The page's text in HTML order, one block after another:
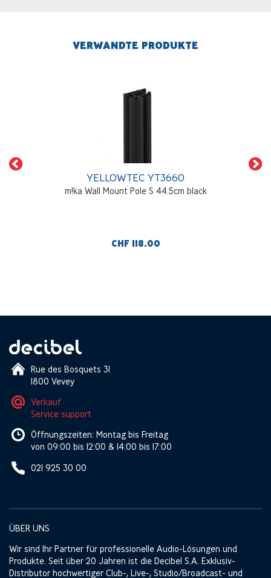
VERWANDTE PRODUKTE
YELLOWTEC YT3660
m!ka Wall Mount Pole S 44.5cm black
CHF 118.00
Rue des Bosquets 31
1800 Vevey
Verkauf
Service support
Öffnungszeiten: Montag bis Freitag
von 09:00 bis 12:00 & 14:00 bis 17:00
021 925 30 00
ÜBER UNS
Wir sind Ihr Partner für professionelle Audio-Lösungen und
Produkte. Seit über 20 Jahren ist die Decibel S.A. Exklusiv-
Distributor hochwertiger Club-, Live-, Studio/Broadcast- und